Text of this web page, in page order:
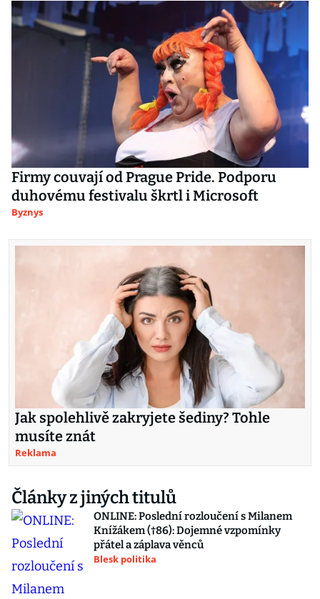
Firmy couvají od Prague Pride. Podporu
duhovému festivalu škrtl i Microsoft
Byznys
Jak spolehlivě zakryjete šediny? Tohle
musíte znát
Reklama
Články z jiných titulů
ONLINE: Poslední rozloučení s Milanem
Knížákem (†86): Dojemné vzpomínky
přátel a záplava věnců
Blesk politika